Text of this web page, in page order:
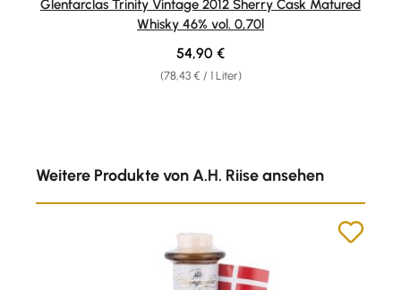
Glenfarclas Trinity Vintage 2012 Sherry Cask Matured
Whisky 46% vol. 0,70l
(78,43 € / 1 Liter)
Regulärer Preis:
54,90 €
Weitere Produkte von A.H. Riise ansehen